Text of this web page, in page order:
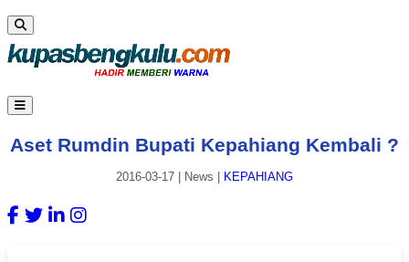
Aset Rumdin Bupati Kepahiang Kembali ?
2016-03-17 News KEPAHIANG